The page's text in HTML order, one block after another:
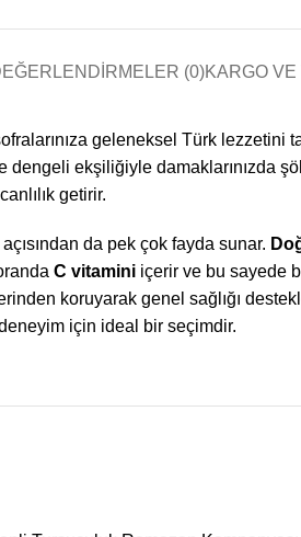
(0)KARGO VE
geleneksel Türk lezzetini
dengeli ekşiliğiyle damaklarınızda
getirir.
da pek çok fayda sunar.
C vitamini içerir ve bu sayede
koruyarak genel sağlığı
için ideal bir seçimdir.